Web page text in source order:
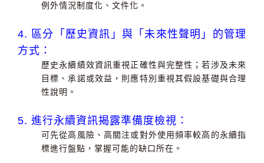
例外情況制度化、文件化。
4. 區分「 歷史資訊」與「未來性聲明」的管理
方式：
歷史永續績效資訊重視正確性與完整性；若涉及未來
目標、承諾或效益，則應特別重視其假設基礎與合理
性說明。
5. 進行永續資訊揭露準備度檢視：
可先從高風險、高關注或對外使用頻率較高的永續指
標進行盤點，掌握可能的缺口所在。